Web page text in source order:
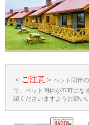
＜ ご注意＞ ペット同伴
で、ペット同伴が不可にな
認くださいますようお願い